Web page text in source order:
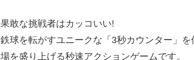
果敢な挑戦者はカッコいい!
鉄球を転がすユニークな「3秒カウンター」
場を盛り上げる秒速アクションゲームです。